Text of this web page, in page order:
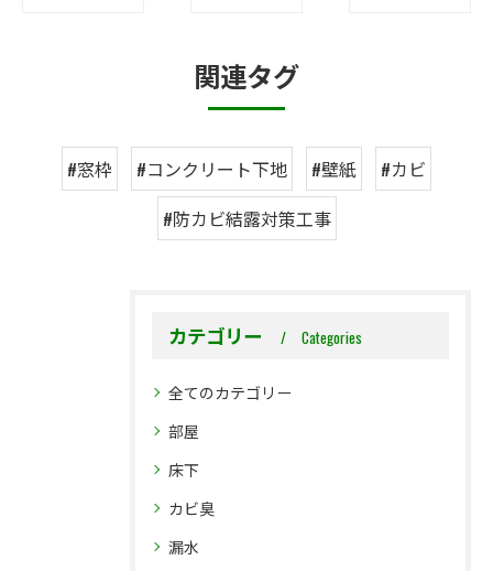
関連タグ
#窓枠 #コンクリート下地 #壁紙
#カビ
#防カビ結露対策工事
カテゴリー Categories
全てのカテゴリー
部屋
床下
カビ臭
漏水